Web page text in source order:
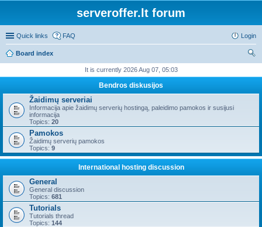
serveroffer.lt forum
Quick links FAQ Login
Board index
It is currently 2026 Aug 07, 05:03
Bendros diskusijos
Žaidimų serveriai
Informacija apie žaidimų serverių hostingą, paleidimo pamokos ir susijusi
informacija
Topics: 20
Pamokos
Žaidimų serverių pamokos
Topics: 9
International hosting discussion
General
General discussion
Topics: 681
Tutorials
Tutorials thread
Topics: 144